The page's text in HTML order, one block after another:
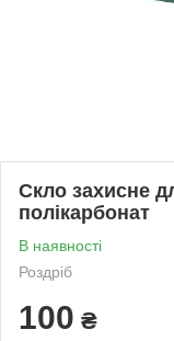
Скло захисне
полікарбонат
В наявності
Роздріб
100 ₴